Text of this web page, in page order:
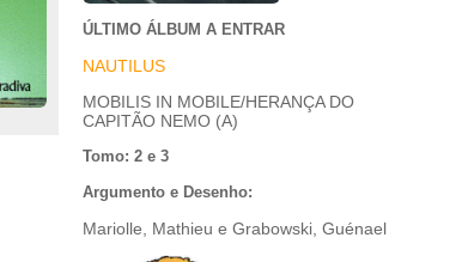
ÚLTIMO ÁLBUM A ENTRAR
NAUTILUS
MOBILIS IN MOBILE/HERANÇA DO
CAPITÃO NEMO (A)
Tomo: 2 e 3
Argumento e Desenho:
Mariolle, Mathieu e Grabowski, Guénael